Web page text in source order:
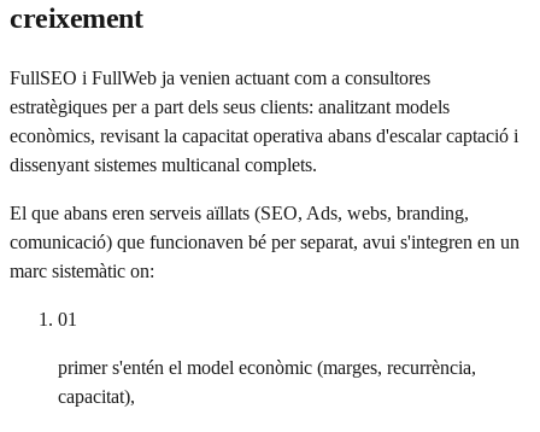
creixement
FullSEO i FullWeb ja venien actuant com a consultores
estratègiques per a part dels seus clients: analitzant models
econòmics, revisant la capacitat operativa abans d'escalar captació i
dissenyant sistemes multicanal complets.
El que abans eren serveis aïllats (SEO, Ads, webs, branding,
comunicació) que funcionaven bé per separat, avui s'integren en un
marc sistemàtic on:
01
primer s'entén el model econòmic (marges, recurrència,
capacitat),